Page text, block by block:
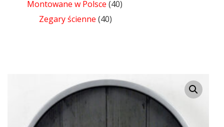
Montowane w Polsce (40)
Zegary ścienne (40)